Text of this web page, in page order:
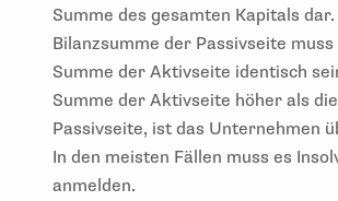
Summe des gesamten Kapitals dar.
Bilanzsumme der Passivseite
Summe der Aktivseite identisch
Summe der Aktivseite höher als
Passivseite, ist das Unternehmen
In den meisten Fällen muss es
anmelden.